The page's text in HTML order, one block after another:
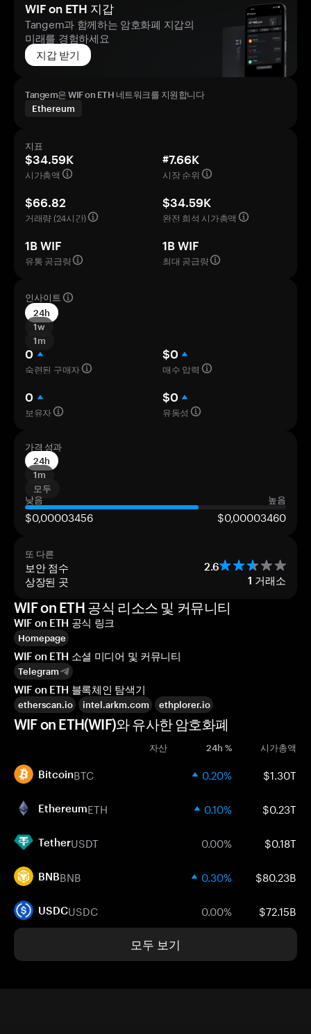
WIF on ETH 지갑
Tangem과 함께하는 암호화폐 지갑의
미래를 경험하세요
지갑 받기
Tangem은 WIF on ETH 네트워크를 지원합니다
Ethereum
지표
$34.59K
시가총액
#7.66K
시장 순위
$66.82
거래량 (24시간)
$34.59K
완전 희석 시가총액
1B WIF
유통 공급량
1B WIF
최대 공급량
인사이트
24h
1w
1m
0
숙련된 구매자
$0
매수 압력
0
보유자
$0
유동성
가격 성과
24h
1m
모두
낮음
높음
$0,00003456 $0,00003460
또 다른
보안 점수 2.6
상장된 곳 1 거래소
WIF on ETH 공식 리소스 및 커뮤니티
WIF on ETH 공식 링크
Homepage
WIF on ETH 소셜 미디어 및 커뮤니티
Telegram
WIF on ETH 블록체인 탐색기
etherscan.io intel.arkm.com ethplorer.io
WIF on ETH(WIF)와 유사한 암호화폐
자산 24h % 시가총액
BitcoinBTC 0.20% $1.30T
EthereumETH 0.10% $0.23T
TetherUSDT 0.00% $0.18T
BNBBNB 0.30% $80.23B
USDCUSDC 0.00% $72.15B
모두 보기